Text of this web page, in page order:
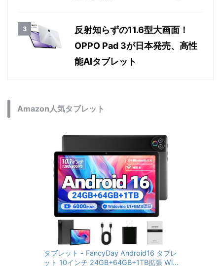
反射知らずの11.6型大画面！
OPPO Pad 3が日本発売、高性
能AIタブレット
Amazon人気タブレット
タブレット - FancyDay Android16 タブレ
ット 10インチ 24GB+64GB+1TB拡張 WiFi